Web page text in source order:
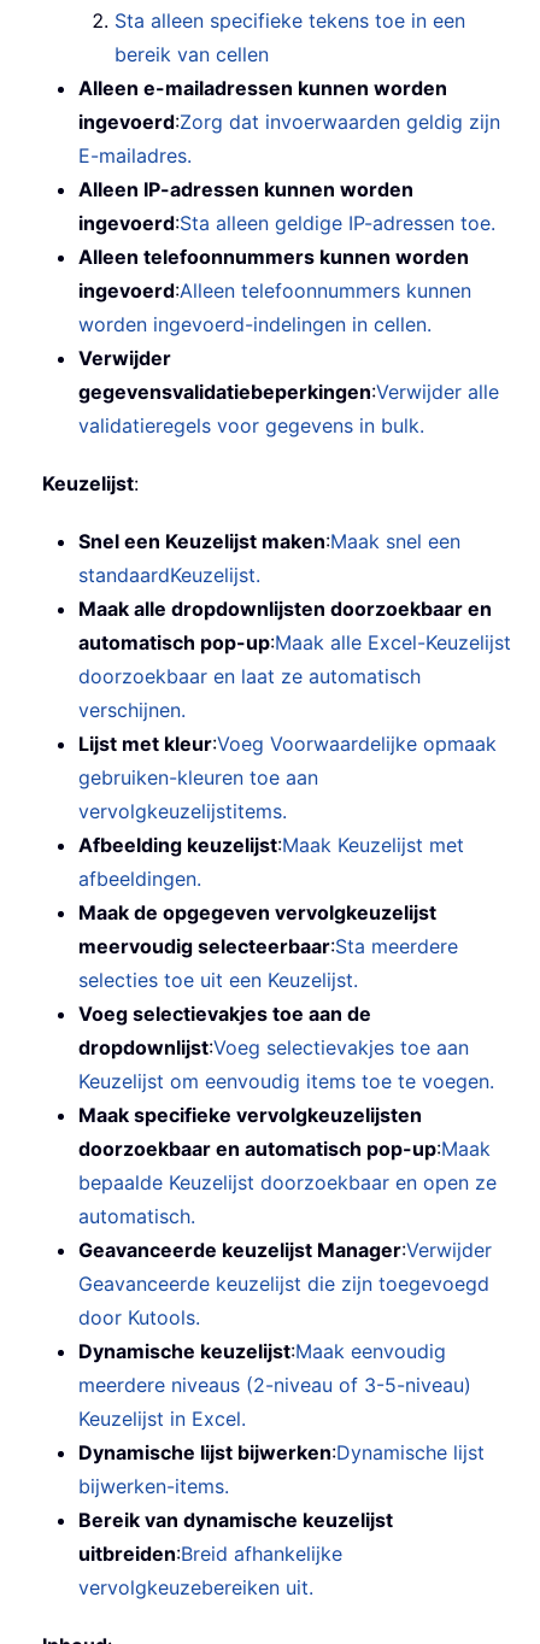
Sta alleen specifieke tekens toe in een
bereik van cellen
Alleen e-mailadressen kunnen worden
ingevoerd:Zorg dat invoerwaarden geldig zijn
E-mailadres.
Alleen IP-adressen kunnen worden
ingevoerd:Sta alleen geldige IP-adressen toe.
Alleen telefoonnummers kunnen worden
ingevoerd:Alleen telefoonnummers kunnen
worden ingevoerd-indelingen in cellen.
Verwijder
gegevensvalidatiebeperkingen:Verwijder alle
validatieregels voor gegevens in bulk.
Keuzelijst:
Snel een Keuzelijst maken:Maak snel een
standaardKeuzelijst.
Maak alle dropdownlijsten doorzoekbaar en
automatisch pop-up:Maak alle Excel-Keuzelijst
doorzoekbaar en laat ze automatisch
verschijnen.
Lijst met kleur:Voeg Voorwaardelijke opmaak
gebruiken-kleuren toe aan
vervolgkeuzelijstitems.
Afbeelding keuzelijst:Maak Keuzelijst met
afbeeldingen.
Maak de opgegeven vervolgkeuzelijst
meervoudig selecteerbaar:Sta meerdere
selecties toe uit een Keuzelijst.
Voeg selectievakjes toe aan de
dropdownlijst:Voeg selectievakjes toe aan
Keuzelijst om eenvoudig items toe te voegen.
Maak specifieke vervolgkeuzelijsten
doorzoekbaar en automatisch pop-up:Maak
bepaalde Keuzelijst doorzoekbaar en open ze
automatisch.
Geavanceerde keuzelijst Manager:Verwijder
Geavanceerde keuzelijst die zijn toegevoegd
door Kutools.
Dynamische keuzelijst:Maak eenvoudig
meerdere niveaus (2-niveau of 3-5-niveau)
Keuzelijst in Excel.
Dynamische lijst bijwerken:Dynamische lijst
bijwerken-items.
Bereik van dynamische keuzelijst
uitbreiden:Breid afhankelijke
vervolgkeuzebereiken uit.